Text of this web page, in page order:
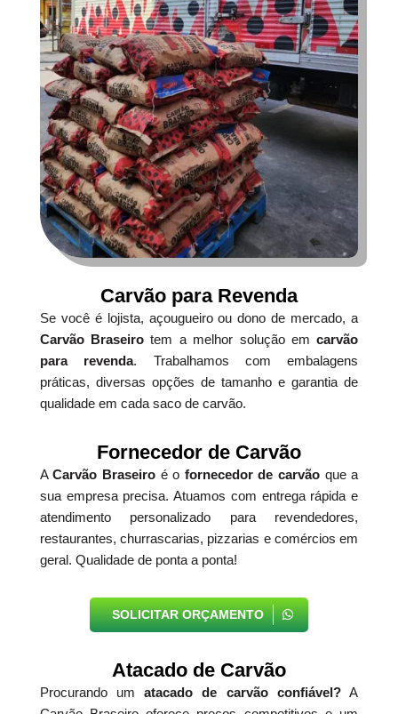
Carvão para Revenda
Se você é lojista, açougueiro ou dono de mercado, a
Carvão Braseiro tem a melhor solução emcarvão
para revenda. Trabalhamos com embalagens
práticas, diversas opções de tamanho e garantia de
qualidade em cada saco de carvão.
Fornecedor de Carvão
ACarvão Braseiro é o fornecedor de carvão que a
sua empresa precisa. Atuamos com entrega rápida e
atendimento personalizado para revendedores,
restaurantes, churrascarias, pizzarias e comércios em
geral. Qualidade de ponta a ponta!
SOLICITAR ORÇAMENTO
Atacado de Carvão
Procurando umatacado de carvão confiável?A